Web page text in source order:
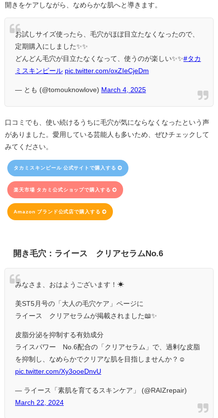
開きをケアしながら、なめらかな肌へと導きます。
お試しサイズ使ったら、毛穴がほぼ目立たなくなったので、
定期購入にしました✨✨
どんどん毛穴が目立たなくなって、使うのが楽しい✨✨#タカ
ミスキンピール pic.twitter.com/oxZIeCjeDm
— とも (@tomouknowlove) March 4, 2025
口コミでも、使い続けるうちに毛穴が気にならなくなったという声
がありました。愛用している芸能人も多いため、ぜひチェックして
みてください。
タカミスキンピール 公式サイトで購入する
楽天市場 タカミ公式ショップで購入する
Amazon ブランド公式店で購入する
開き毛穴：ライース®クリアセラムNo.6
みなさま、おはようございます！☀
美ST5月号の「大人の毛穴ケア」ページに
ライース®クリアセラムが掲載されました📖✨
皮脂分泌を抑制する有効成分
ライスパワー®No.6配合の「クリアセラム」で、過剰な皮脂
を抑制し、なめらかでクリアな肌を目指しませんか？☺
pic.twitter.com/Xy3ooeDnvU
— ライース「素肌を育てるスキンケア」 (@RAIZrepair)
March 22, 2024